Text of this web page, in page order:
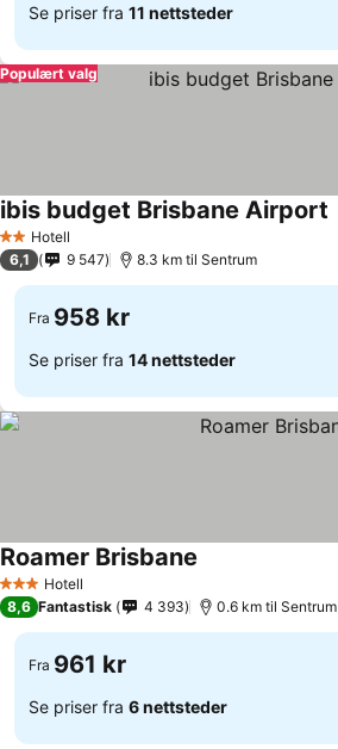
Se priser fra 11 nettsteder
Populært valg
2 Stjerner
Hotell
ibis budget Brisbane Airport
6,1 9 547 8.3 km til Sentrum
Fra 958 kr
Se priser fra 14 nettsteder
3 StjernerHotell
Roamer Brisbane
8,6 Fantastisk 4 393 0.6 km til Sentrum
Fra 961 kr
Se priser fra 6 nettsteder